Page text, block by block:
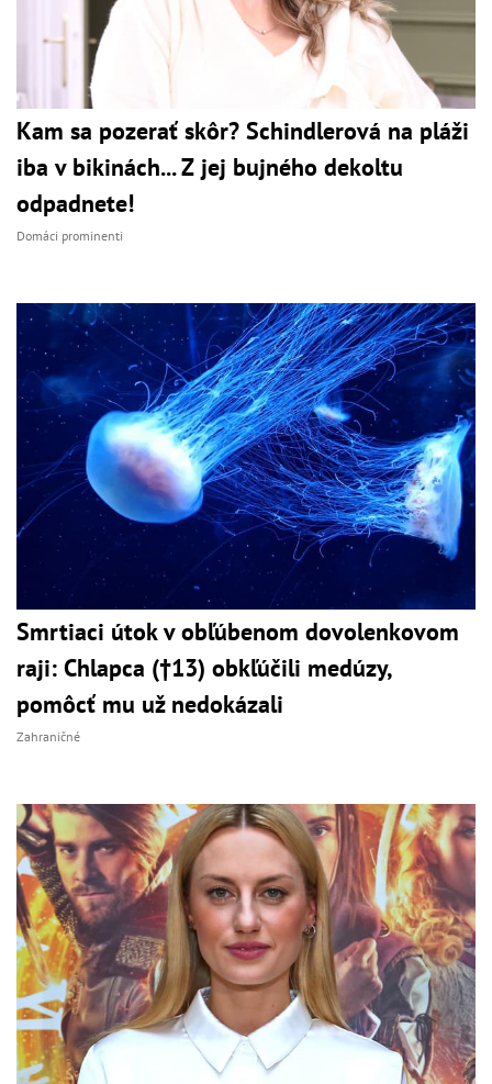
Kam sa pozerať skôr? Schindlerová na pláži
iba v bikinách... Z jej bujného dekoltu
odpadnete!
Domáci prominenti
Smrtiaci útok v obľúbenom dovolenkovom
raji: Chlapca (†13) obkľúčili medúzy,
pomôcť mu už nedokázali
Zahraničné